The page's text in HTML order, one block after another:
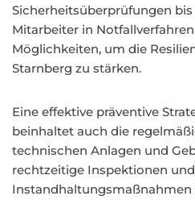
Sicherheitsüberprüfungen
Mitarbeiter in
Möglichkeiten, um die
Starnberg zu stärken.
Eine effektive präventive
beinhaltet auch die
technischen Anlagen und
rechtzeitige Inspektionen und